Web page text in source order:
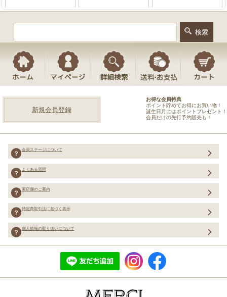
新規会員登録
お得な会員特典
ポイント貯めてお得にお買い物！
誕生日月にはポイントプレゼント！
会員だけの先行予約販売も！
会員ステージについて
よくある質問
実店舗のご案内
特定商取引法に基づく表示
個人情報の取り扱いについて